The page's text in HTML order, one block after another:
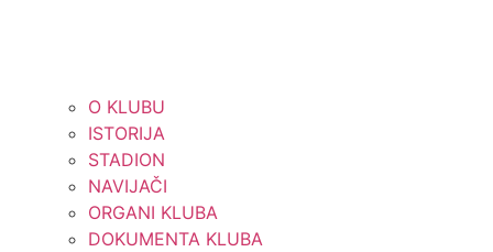
O KLUBU
ISTORIJA
STADION
NAVIJAČI
ORGANI KLUBA
DOKUMENTA KLUBA